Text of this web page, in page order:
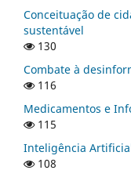
Conceituação de
sustentável
130
Combate à
116
Medicamentos e
115
Inteligência
108